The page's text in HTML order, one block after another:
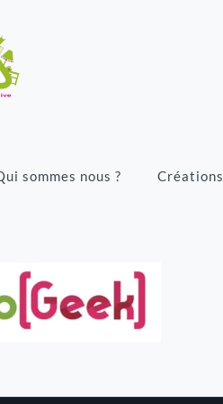
sommes nous ? Créations